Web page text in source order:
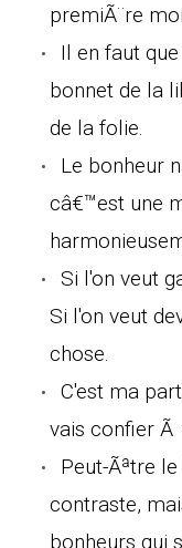
premiÃ¨re
Il en faut
bonnet de la
de la folie.
Le bonheur
câ€™est une
Si l'on veut
Si l'on veut
chose.
C'est ma
vais confier Ã
Peut-Ãªtre
contraste,
bonheurs qui